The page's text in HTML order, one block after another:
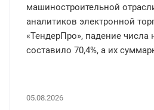
05.08.2026
машиностроительной
аналитиков электронной
«ТендерПро», падение числа
составило 70,4%, а их